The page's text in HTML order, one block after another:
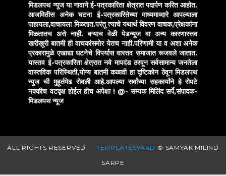
मिडलपथ न्यूज या नावाने ई-पत्रकारिता क्षेत्रात पदार्पण करित आहोत.
आजमितीस अनेक घटना ई-पत्रकारितेच्या माध्यमाव्दारे आपल्याला
पाहायला,वाचायला मिळतात.परंतू त्याचे यथार्थ विवरण वाचक,प्रेक्षकांना
मिळतातच असे नाही. बऱ्याच वेळी पेडन्यूज वा अन्य कारणास्तव
खरीखुरी बातमी ही वाचकांसमोर येतच नाही.परिणामी या व अशा अनेक
प्रकारामुळे एखाद्या घटनेचे विपर्यास वास्तव समाजात रूजवले जातात.
यास्तव ई-पत्रकारिता क्षेत्रात नवे मापदंड ठरवून सर्वसामान्य जनतेला
वास्तविक परिस्थिती,योग्य बातमी कळावी हा दृष्टिकोन ठेवून मिडलपथ
न्युज ची मुहूर्तमेढ रोवली आहे.आपल्या सर्वांच्या सहकार्यांने हे रोपटे
नक्कीच वटवृक्ष होईल हीच अपेक्षा ! @- सम्यक मिलिंद सर्पे,संपादक-
मिडलपथ न्यूज
ALL RIGHTS RESERVED TEMPLATESYARD © SAMYAK MILIND
SARPE